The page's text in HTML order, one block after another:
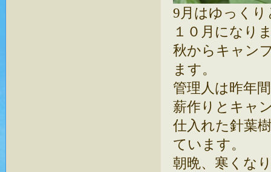
9月はゆっく
１０月になり
秋からキャン
ます。
管理人は昨年
薪作りとキャ
仕入れた針葉
ています。
朝晩、寒くな